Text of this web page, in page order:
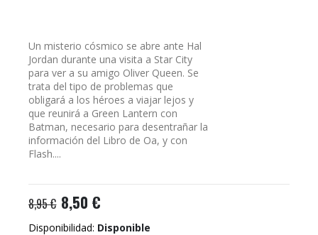
Un misterio cósmico se abre ante Hal
Jordan durante una visita a Star City
para ver a su amigo Oliver Queen. Se
trata del tipo de problemas que
obligará a los héroes a viajar lejos y
que reunirá a Green Lantern con
Batman, necesario para desentrañar la
información del Libro de Oa, y con
Flash....
8,95 € 8,50 €
Disponibilidad: Disponible